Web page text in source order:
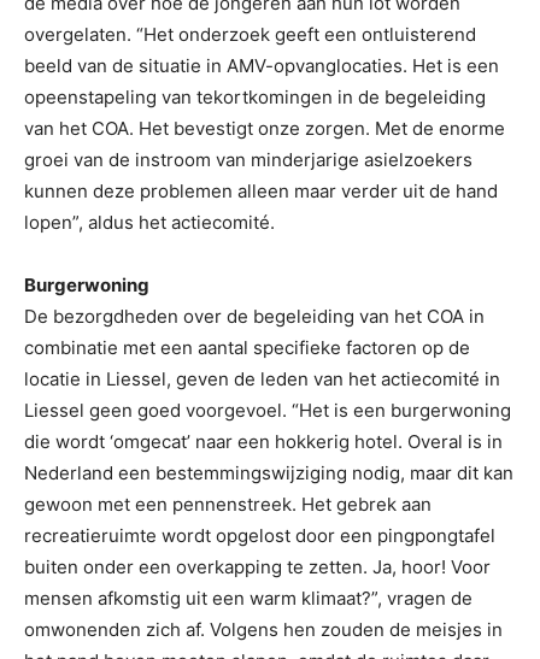
overgelaten. “Het onderzoek geeft een ontluisterend
beeld van de situatie in AMV-opvanglocaties. Het is een
opeenstapeling van tekortkomingen in de begeleiding
van het COA. Het bevestigt onze zorgen. Met de enorme
groei van de instroom van minderjarige asielzoekers
kunnen deze problemen alleen maar verder uit de hand
lopen”, aldus het actiecomité.
Burgerwoning
De bezorgdheden over de begeleiding van het COA in
combinatie met een aantal specifieke factoren op de
locatie in Liessel, geven de leden van het actiecomité in
Liessel geen goed voorgevoel. “Het is een burgerwoning
die wordt ‘omgecat’ naar een hokkerig hotel. Overal is in
Nederland een bestemmingswijziging nodig, maar dit kan
gewoon met een pennenstreek. Het gebrek aan
recreatieruimte wordt opgelost door een pingpongtafel
buiten onder een overkapping te zetten. Ja, hoor! Voor
mensen afkomstig uit een warm klimaat?”, vragen de
omwonenden zich af. Volgens hen zouden de meisjes in